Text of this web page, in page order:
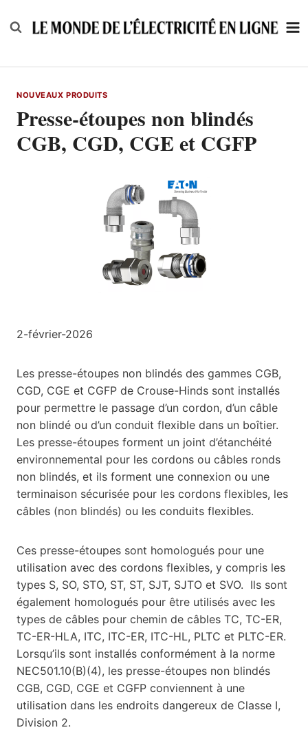
to
NOUVEAUX PRODUITS
Presse-étoupes non blindés
CGB, CGD, CGE et CGFP
2-février-2026
Les presse-étoupes non blindés des gammes CGB,
CGD, CGE et CGFP de Crouse-Hinds sont installés
pour permettre le passage d’un cordon, d’un câble
non blindé ou d’un conduit flexible dans un boîtier.
Les presse-étoupes forment un joint d’étanchéité
environnemental pour les cordons ou câbles ronds
non blindés, et ils forment une connexion ou une
terminaison sécurisée pour les cordons flexibles, les
câbles (non blindés) ou les conduits flexibles.
Ces presse-étoupes sont homologués pour une
utilisation avec des cordons flexibles, y compris les
types S, SO, STO, ST, ST, SJT, SJTO et SVO. Ils sont
également homologués pour être utilisés avec les
types de câbles pour chemin de câbles TC, TC-ER,
TC-ER-HLA, ITC, ITC-ER, ITC-HL, PLTC et PLTC-ER.
Lorsqu’ils sont installés conformément à la norme
NEC501.10(B)(4), les presse-étoupes non blindés
CGB, CGD, CGE et CGFP conviennent à une
utilisation dans les endroits dangereux de Classe I,
Division 2.